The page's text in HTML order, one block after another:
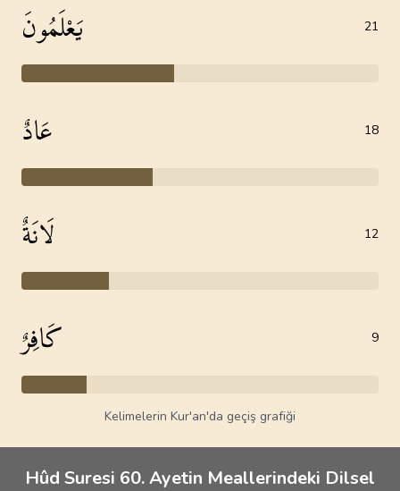
يَعْلَمُونَ 21
عَادٌ 18
لَانَةٌ 12
كَافِرٌ 9
Kelimelerin Kur'an'da geçiş grafiği
Hûd Suresi 60. Ayetin Meallerindeki Dilsel